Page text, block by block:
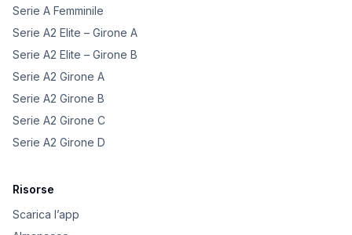
Serie A Femminile
Serie A2 Elite – Girone A
Serie A2 Elite – Girone B
Serie A2 Girone A
Serie A2 Girone B
Serie A2 Girone C
Serie A2 Girone D
Risorse
Scarica l’app